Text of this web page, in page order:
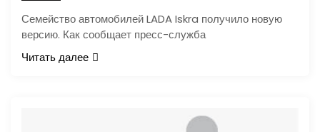
Семейство автомобилей LADA Iskra получило новую
версию. Как сообщает пресс-служба
Читать далее